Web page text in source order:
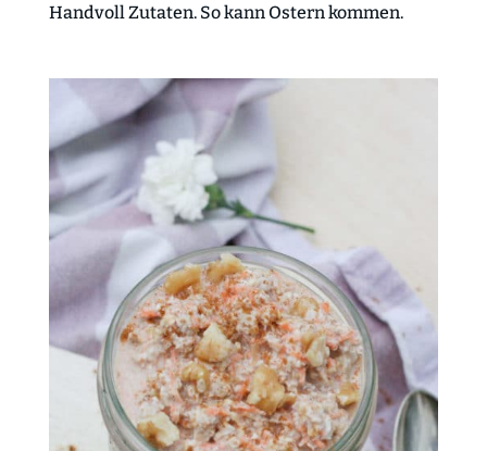
Handvoll Zutaten. So kann Ostern kommen.